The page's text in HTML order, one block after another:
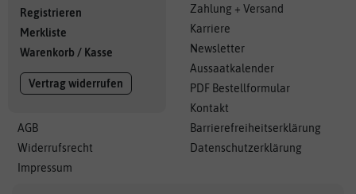
Registrieren
Merkliste
Warenkorb / Kasse
Vertrag widerrufen
AGB
Widerrufsrecht
Impressum
Zahlung + Versand
Karriere
Newsletter
Aussaatkalender
PDF Bestellformular
Kontakt
Barrierefreiheitserklärung
Datenschutzerklärung